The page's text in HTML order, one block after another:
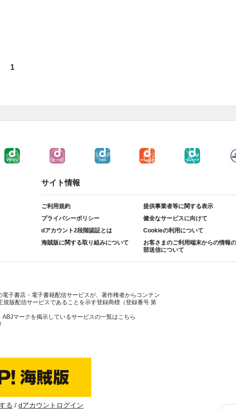
1
サイト情報
ご利用規約
提供事業者等に関する表示
プライバシーポリシー
健全なサービスに向けて
dアカウント2段階認証とは
Cookieの利用について
海賊版に関する取り組みについて
お客さまのご利用端末からの情報
部送信について
電子書店・電子書籍配信サービスが、著作権者からコンテン
規版配信サービスであることを示す登録商標（登録番号 第
ABJマークを掲示しているサービスの一覧はこちら
る dアカウントログイン